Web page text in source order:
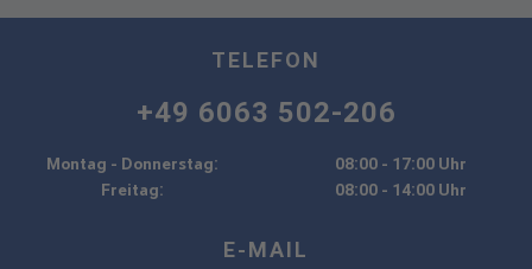
TELEFON
+49 6063 502-206
Montag - Donnerstag:
08:00 - 17:00 Uhr
Freitag:
08:00 - 14:00 Uhr
E-MAIL